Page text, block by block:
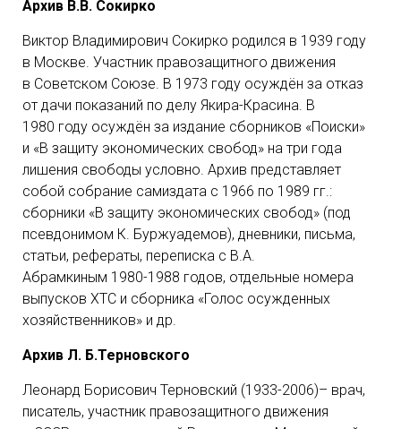
Архив В.В. Сокирко
Виктор Владимирович Сокирко родился в 1939 году
в Москве. Участник правозащитного движения
в Советском Союзе. В 1973 году осуждён за отказ
от дачи показаний по делу Якира-Красина. В
1980 году осуждён за издание сборников «Поиски»
и «В защиту экономических свобод» на три года
лишения свободы условно. Архив представляет
собой собрание самиздата с 1966 по 1989 гг.:
сборники «В защиту экономических свобод» (под
псевдонимом К. Буржуадемов), дневники, письма,
статьи, рефераты, переписка с В.А.
Абрамкиным 1980-1988 годов, отдельные номера
выпусков ХТС и сборника «Голос осужденных
хозяйственников» и др.
Архив Л. Б.Терновского
Леонард Борисович Терновский (1933-2006)– врач,
писатель, участник правозащитного движения